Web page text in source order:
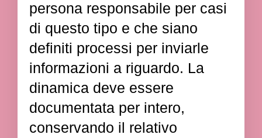
persona responsabile per casi
di questo tipo e che siano
definiti processi per inviarle
informazioni a riguardo. La
dinamica deve essere
documentata per intero,
conservando il relativo